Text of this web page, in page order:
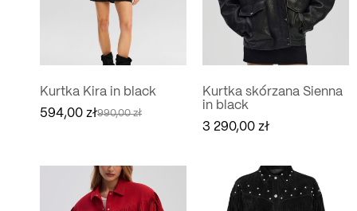
Kurtka Kira in black
990,00zł
Pierwotna
594,00 zł
Aktualna
Kurtka skórzana Sienna
in black
3 290,00 zł